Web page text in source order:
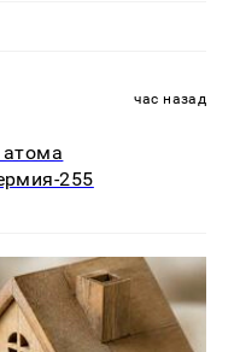
час назад
255